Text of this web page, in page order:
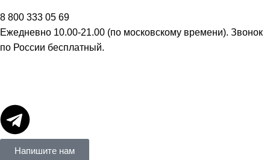
8 800 333 05 69
Ежедневно 10.00-21.00 (по московскому времени). Звонок
по России бесплатный.
Напишите нам